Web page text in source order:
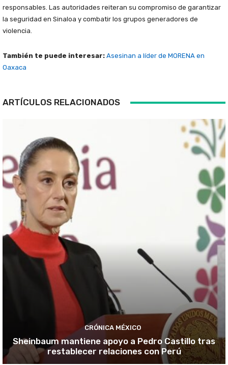
responsables. Las autoridades reiteran su compromiso de garantizar
la seguridad en Sinaloa y combatir los grupos generadores de
violencia.
También te puede interesar: Asesinan a líder de MORENA en
Oaxaca
ARTÍCULOS RELACIONADOS
CRÓNICA MÉXICO
Sheinbaum mantiene apoyo a Pedro Castillo tras
restablecer relaciones con Perú